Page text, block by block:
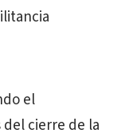
el
cierre de la